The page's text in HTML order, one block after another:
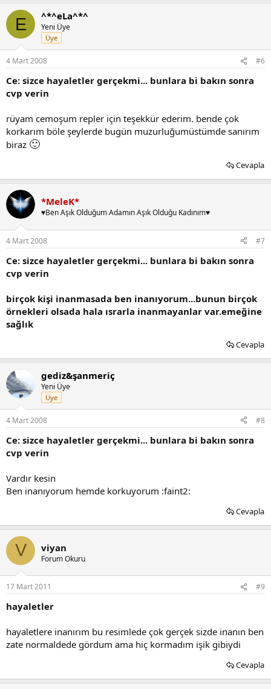
E ^*^eLa^*^
Yeni Üye
Üye
4 Mart 2008 #6
Ce: sizce hayaletler gerçekmi... bunlara bi bakın sonra
cvp verin
rüyam cemoşum repler için teşekkür ederim. bende çok
korkarım böle şeylerde bugün muzurluğumüstümde sanırım
biraz 🙂
Cevapla
*MeleK*
♥Ben Aşık Olduğum Adamın Aşık Olduğu Kadınım♥
4 Mart 2008 #7
Ce: sizce hayaletler gerçekmi... bunlara bi bakın sonra
cvp verin
birçok kişi inanmasada ben inanıyorum...bunun birçok
örnekleri olsada hala ısrarla inanmayanlar var.emeğine
sağlık
Cevapla
gediz&şanmeriç
Yeni Üye
Üye
4 Mart 2008 #8
Ce: sizce hayaletler gerçekmi... bunlara bi bakın sonra
cvp verin
Vardır kesin
Ben inanıyorum hemde korkuyorum :faint2:
Cevapla
V viyan
Forum Okuru
17 Mart 2011 #9
hayaletler
hayaletlere inanırım bu resimlede çok gerçek sizde inanın ben
zate normaldede gördum ama hiç kormadım işik gibiydi
Cevapla